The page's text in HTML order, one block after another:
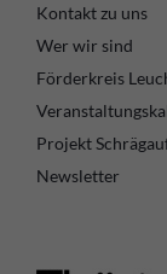
Kontakt zu uns
Wer wir sind
Förderkreis
Projekt
Newsletter